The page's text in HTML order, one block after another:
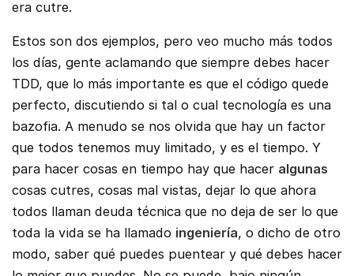
era cutre.
Estos son dos ejemplos, pero veo mucho más todos
los días, gente aclamando que siempre debes hacer
TDD, que lo más importante es que el código quede
perfecto, discutiendo si tal o cual tecnología es una
bazofia. A menudo se nos olvida que hay un factor
que todos tenemos muy limitado, y es el tiempo. Y
para hacer cosas en tiempo hay que hacer algunas
cosas cutres, cosas mal vistas, dejar lo que ahora
todos llaman deuda técnica que no deja de ser lo que
toda la vida se ha llamado ingeniería, o dicho de otro
modo, saber qué puedes puentear y qué debes hacer